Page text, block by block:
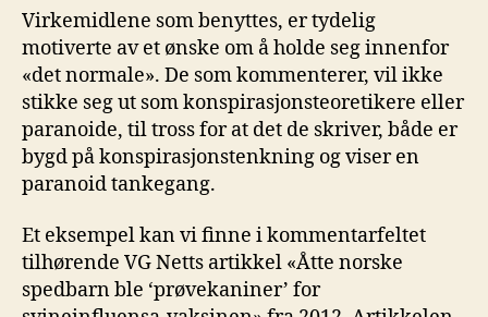
Virkemidlene som benyttes, er tydelig
motiverte av et ønske om å holde seg innenfor
«det normale». De som kommenterer, vil ikke
stikke seg ut som konspirasjonsteoretikere eller
paranoide, til tross for at det de skriver, både er
bygd på konspirasjonstenkning og viser en
paranoid tankegang.
Et eksempel kan vi finne i kommentarfeltet
tilhørende VG Netts artikkel «Åtte norske
spedbarn ble ‘prøvekaniner’ for